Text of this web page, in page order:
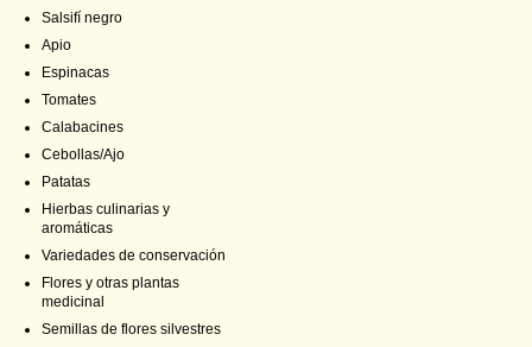
Salsifí negro
Apio
Espinacas
Tomates
Calabacines
Cebollas/Ajo
Patatas
Hierbas culinarias y
aromáticas
Variedades de conservación
Flores y otras plantas
medicinal
Semillas de flores silvestres